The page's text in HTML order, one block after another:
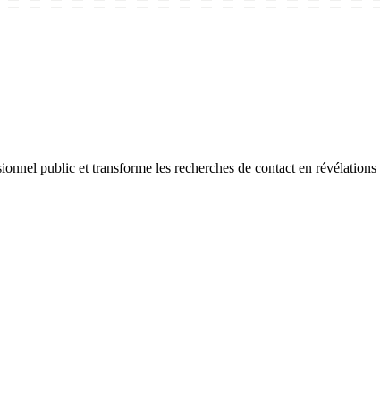
public et transforme les recherches de contact en révélations